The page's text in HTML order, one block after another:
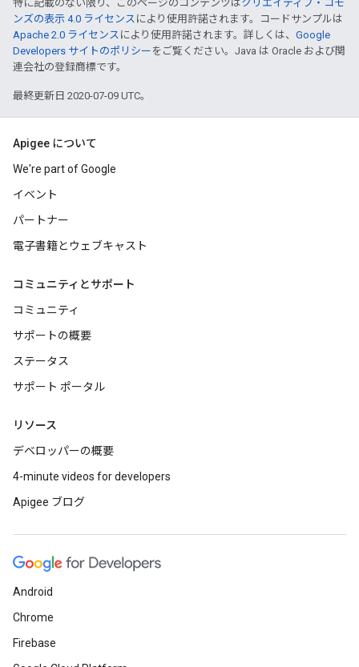
特に記載のない限り、このページのコンテンツはクリエイティブ・コモ
ンズの表示 4.0 ライセンス により使用許諾されます。コードサンプルは
Apache 2.0 ライセンス により使用許諾されます。詳しくは、 Google
Developers サイトのポリシー をご覧ください。Java は Oracle および関
連会社の登録商標です。
最終更新日 2020-07-09 UTC。
Apigee について
We're part of Google
イベント
パートナー
電子書籍とウェブキャスト
コミュニティとサポート
コミュニティ
サポートの概要
ステータス
サポート ポータル
リソース
デベロッパーの概要
4-minute videos for developers
Apigee ブログ
Android
Chrome
Firebase